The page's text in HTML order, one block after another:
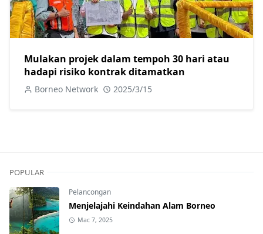
Mulakan projek dalam tempoh 30 hari atau
hadapi risiko kontrak ditamatkan
Borneo Network 2025/3/15
POPULAR
Pelancongan
Menjelajahi Keindahan Alam Borneo
Mac 7, 2025